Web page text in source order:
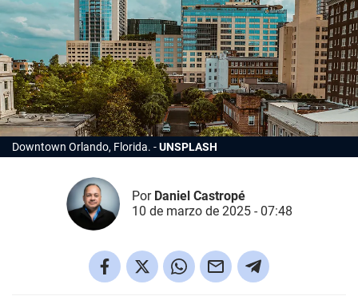
Downtown Orlando, Florida. UNSPLASH
Por Daniel Castropé
10 de marzo de 2025 - 07:48